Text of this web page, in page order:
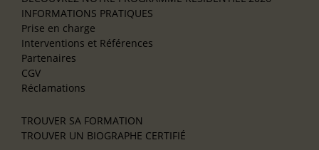
INFORMATIONS PRATIQUES
Prise en charge
Interventions et Références
Partenaires
CGV
Réclamations
TROUVER SA FORMATION
TROUVER UN BIOGRAPHE CERTIFIÉ